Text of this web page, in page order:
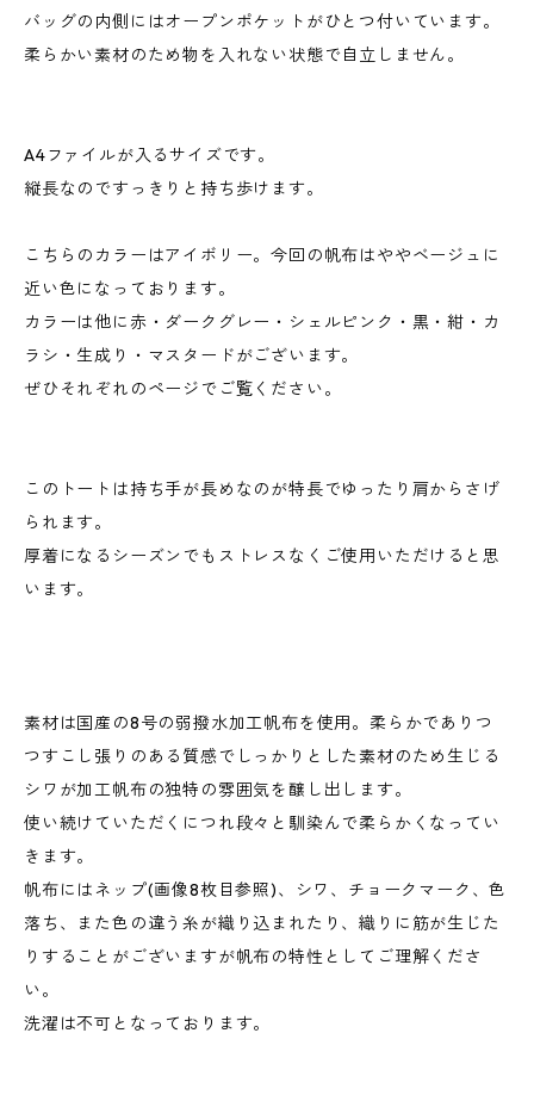
バッグの内側にはオープンポケットがひとつ付いています。
柔らかい素材のため物を入れない状態で自立しません。
A4ファイルが入るサイズです。
縦長なのですっきりと持ち歩けます。
こちらのカラーはアイボリー。今回の帆布はややベージュに
近い色になっております。
カラーは他に赤・ダークグレー・シェルピンク・黒・紺・カ
ラシ・生成り・マスタードがございます。
ぜひそれぞれのページでご覧ください。
このトートは持ち手が長めなのが特長でゆったり肩からさげ
られます。
厚着になるシーズンでもストレスなくご使用いただけると思
います。
素材は国産の8号の弱撥水加工帆布を使用。柔らかでありつ
つすこし張りのある質感でしっかりとした素材のため生じる
シワが加工帆布の独特の雰囲気を醸し出します。
使い続けていただくにつれ段々と馴染んで柔らかくなってい
きます。
帆布にはネップ(画像8枚目参照)、シワ、チョークマーク、色
落ち、また色の違う糸が織り込まれたり、織りに筋が生じた
りすることがございますが帆布の特性としてご理解くださ
い。
洗濯は不可となっております。